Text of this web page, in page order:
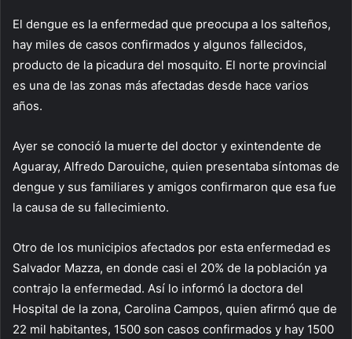
El dengue es la enfermedad que preocupa a los salteños,
hay miles de casos confirmados y algunos fallecidos,
producto de la picadura del mosquito. El norte provincial
es una de las zonas más afectadas desde hace varios
años.
Ayer se conoció la muerte del doctor y exintendente de
Aguaray, Alfredo Darouiche, quien presentaba síntomas de
dengue y sus familiares y amigos confirmaron que esa fue
la causa de su fallecimiento.
Otro de los municipios afectados por esta enfermedad es
Salvador Mazza, en donde casi el 20% de la población ya
contrajo la enfermedad. Así lo informó la doctora del
Hospital de la zona, Carolina Campos, quien afirmó que de
22 mil habitantes, 1500 son casos confirmados y hay 1500